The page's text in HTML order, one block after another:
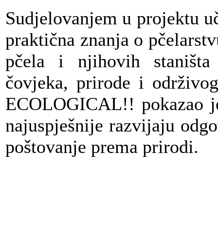
Sudjelovanjem u projektu
praktična znanja o
pčela i njihovih
čovjeka, prirode i
ECOLOGICAL!! pokazao
najuspješnije razvijaju
poštovanje prema prirodi.